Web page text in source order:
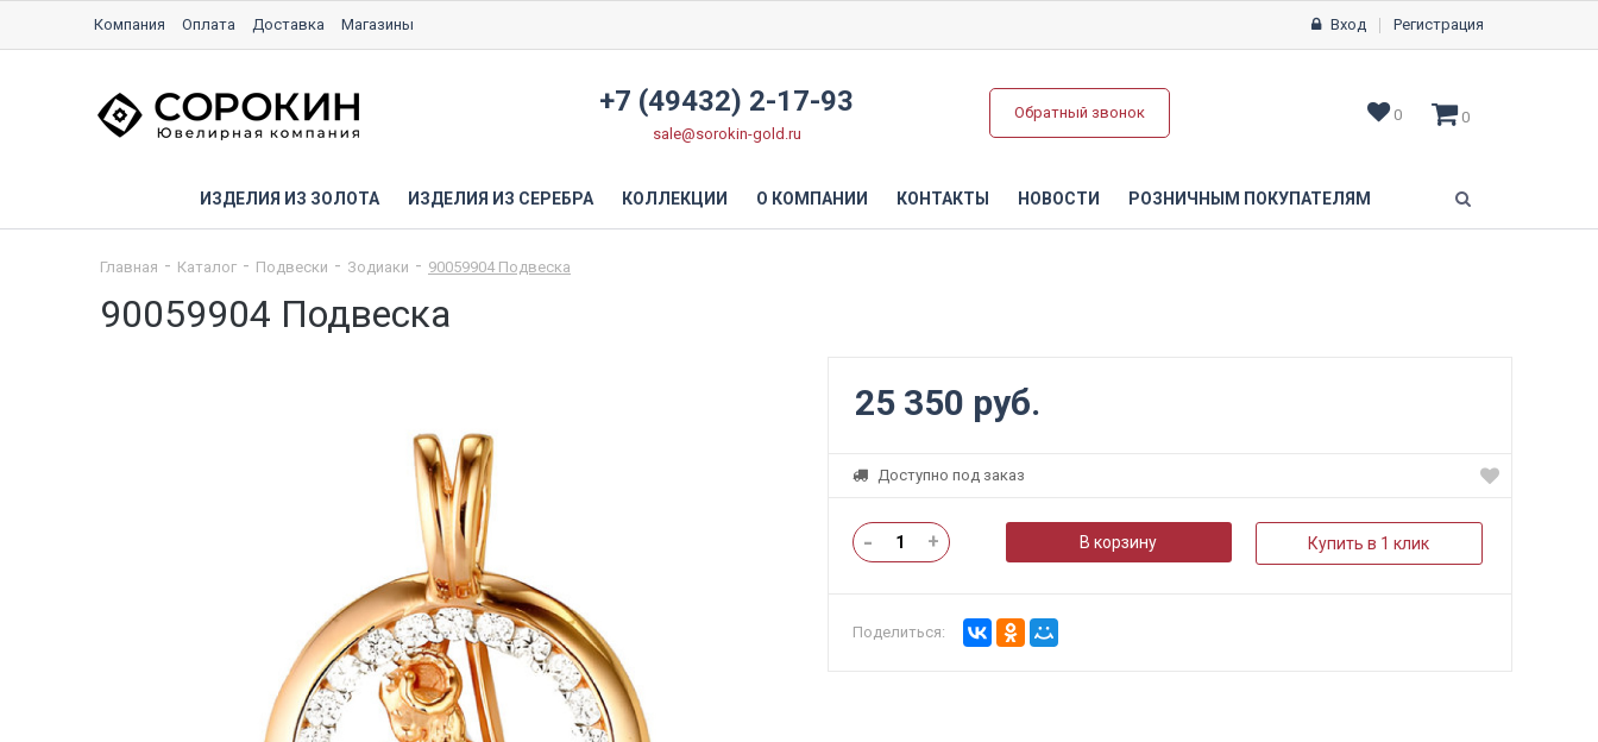
Компания Оплата Доставка Магазины Вход Регистрация
+7 (49432) 2-17-93
sale@sorokin-gold.ru
Обратный звонок 0 0
ИЗДЕЛИЯ ИЗ ЗОЛОТА ИЗДЕЛИЯ ИЗ СЕРЕБРА КОЛЛЕКЦИИ О КОМПАНИИ КОНТАКТЫ НОВОСТИ РОЗНИЧНЫМ ПОКУПАТЕЛЯМ
Главная Каталог Подвески Зодиаки 90059904 Подвеска
90059904 Подвеска
25 350 руб.
Доступно под заказ
- + В корзину Купить в 1 клик
Поделиться: